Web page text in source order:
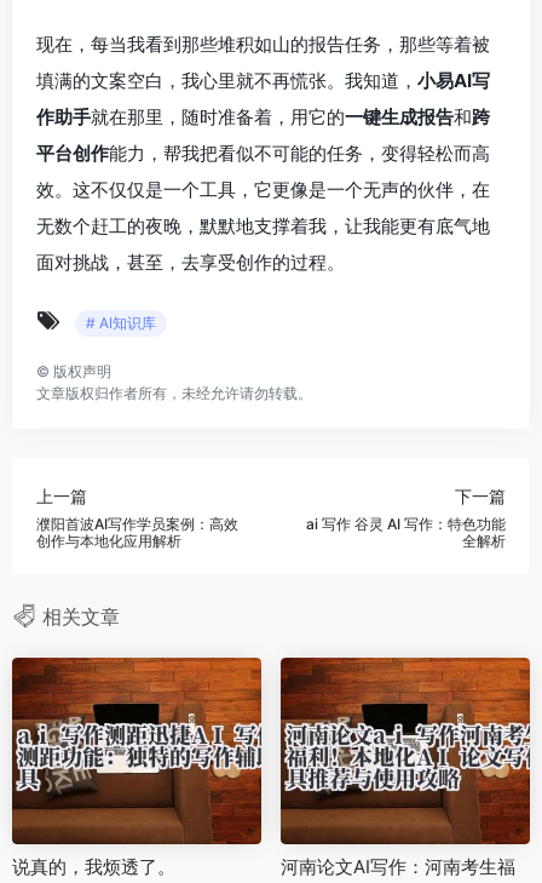
现在，每当我看到那些堆积如山的报告任务，那些等着被
填满的文案空白，我心里就不再慌张。我知道， 小易AI写
作助手就在那里，随时准备着，用它的一键生成报告和跨
平台创作能力，帮我把看似不可能的任务，变得轻松而高
效。这不仅仅是一个工具，它更像是一个无声的伙伴，在
无数个赶工的夜晚，默默地支撑着我，让我能更有底气地
面对挑战，甚至，去享受创作的过程。
# AI知识库
© 版权声明
文章版权归作者所有，未经允许请勿转载。
上一篇
濮阳首波AI写作学员案例：高效
创作与本地化应用解析
下一篇
ai 写作 谷灵 AI 写作：特色功能
全解析
相关文章
说真的，我烦透了。
河南论文AI写作：河南考生福